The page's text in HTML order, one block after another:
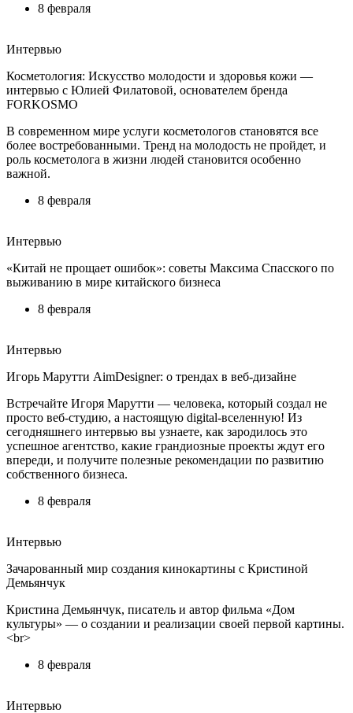
8 февраля
Интервью
Косметология: Искусство молодости и здоровья кожи —
интервью с Юлией Филатовой, основателем бренда
FORKOSMO
В современном мире услуги косметологов становятся все
более востребованными. Тренд на молодость не пройдет, и
роль косметолога в жизни людей становится особенно
важной.
8 февраля
Интервью
«Китай не прощает ошибок»: советы Максима Спасского по
выживанию в мире китайского бизнеса
8 февраля
Интервью
Игорь Марутти AimDesigner: о трендах в веб-дизайне
Встречайте Игоря Марутти — человека, который создал не
просто веб-студию, а настоящую digital-вселенную! Из
сегодняшнего интервью вы узнаете, как зародилось это
успешное агентство, какие грандиозные проекты ждут его
впереди, и получите полезные рекомендации по развитию
собственного бизнеса.
8 февраля
Интервью
Зачарованный мир создания кинокартины с Кристиной
Демьянчук
Кристина Демьянчук, писатель и автор фильма «Дом
культуры» — о создании и реализации своей первой картины.
<br>
8 февраля
Интервью